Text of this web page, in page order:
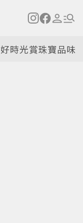
好時光賞珠寶品味